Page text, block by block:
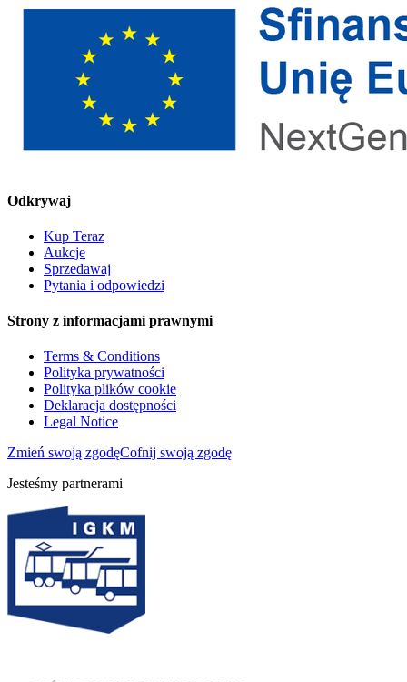
Odkrywaj
Kup Teraz
Aukcje
Sprzedawaj
Pytania i odpowiedzi
Strony z informacjami prawnymi
Terms & Conditions
Polityka prywatności
Polityka plików cookie
Deklaracja dostępności
Legal Notice
Zmień swoją zgodęCofnij swoją zgodę
Jesteśmy partnerami